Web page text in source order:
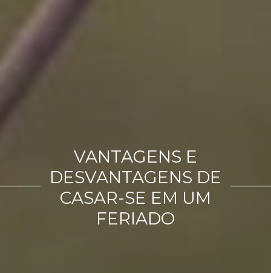
VANTAGENS E
DESVANTAGENS DE
CASAR-SE EM UM
FERIADO